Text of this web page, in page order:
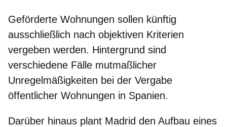
Geförderte Wohnungen sollen künftig
ausschließlich nach objektiven Kriterien
vergeben werden. Hintergrund sind
verschiedene Fälle mutmaßlicher
Unregelmäßigkeiten bei der Vergabe
öffentlicher Wohnungen in Spanien.
Darüber hinaus plant Madrid den Aufbau eines